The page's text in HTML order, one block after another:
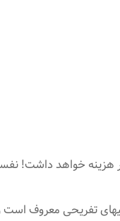
و حرکت نکنید، این طرح یک طرح انقلابی است. این مگا قایق